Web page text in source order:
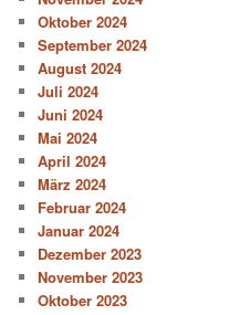
Oktober 2024
September 2024
August 2024
Juli 2024
Juni 2024
Mai 2024
April 2024
März 2024
Februar 2024
Januar 2024
Dezember 2023
November 2023
Oktober 2023